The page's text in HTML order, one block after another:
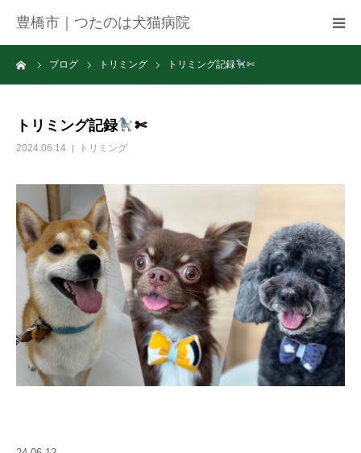
豊橋市｜つたのは犬猫病院
ブログ トリミング トリミング記録 ✄
トリミング記録 ✄
2024.06.14 トリミング
病院紹介
お知らせ
ブログ
お問い合わせ